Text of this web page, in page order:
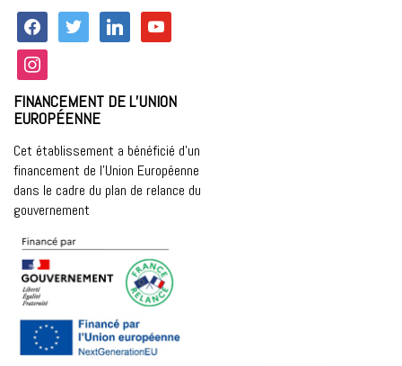
facebook twitter linkedin
youtube
instagram
FINANCEMENT DE L’UNION
EUROPÉENNE
Cet établissement a bénéficié d’un
financement de l’Union Européenne
dans le cadre du plan de relance du
gouvernement